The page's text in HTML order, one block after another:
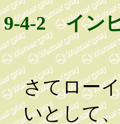
9-4-2 イン
さてロー
いとして